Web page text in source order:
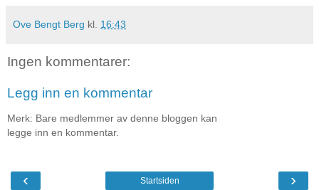
Ove Bengt Berg kl. 16:43
Ingen kommentarer:
Legg inn en kommentar
Merk: Bare medlemmer av denne bloggen kan
legge inn en kommentar.
‹ ›
Startsiden